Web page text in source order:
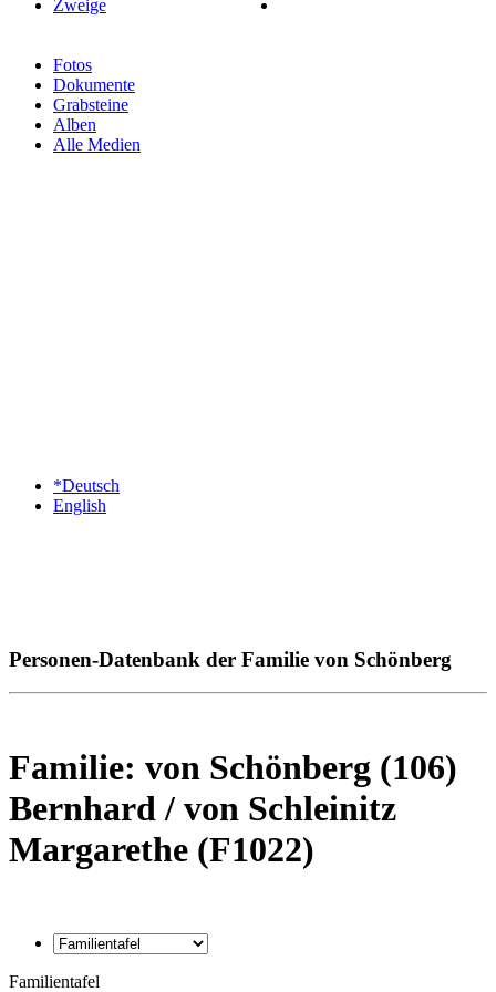
Fotos
Dokumente
Grabsteine
Alben
Alle Medien
Zweige
*Deutsch
English
Personen-Datenbank der Familie von Schönberg
Familie: von Schönberg (106)
Bernhard / von Schleinitz
Margarethe (F1022)
Familientafel